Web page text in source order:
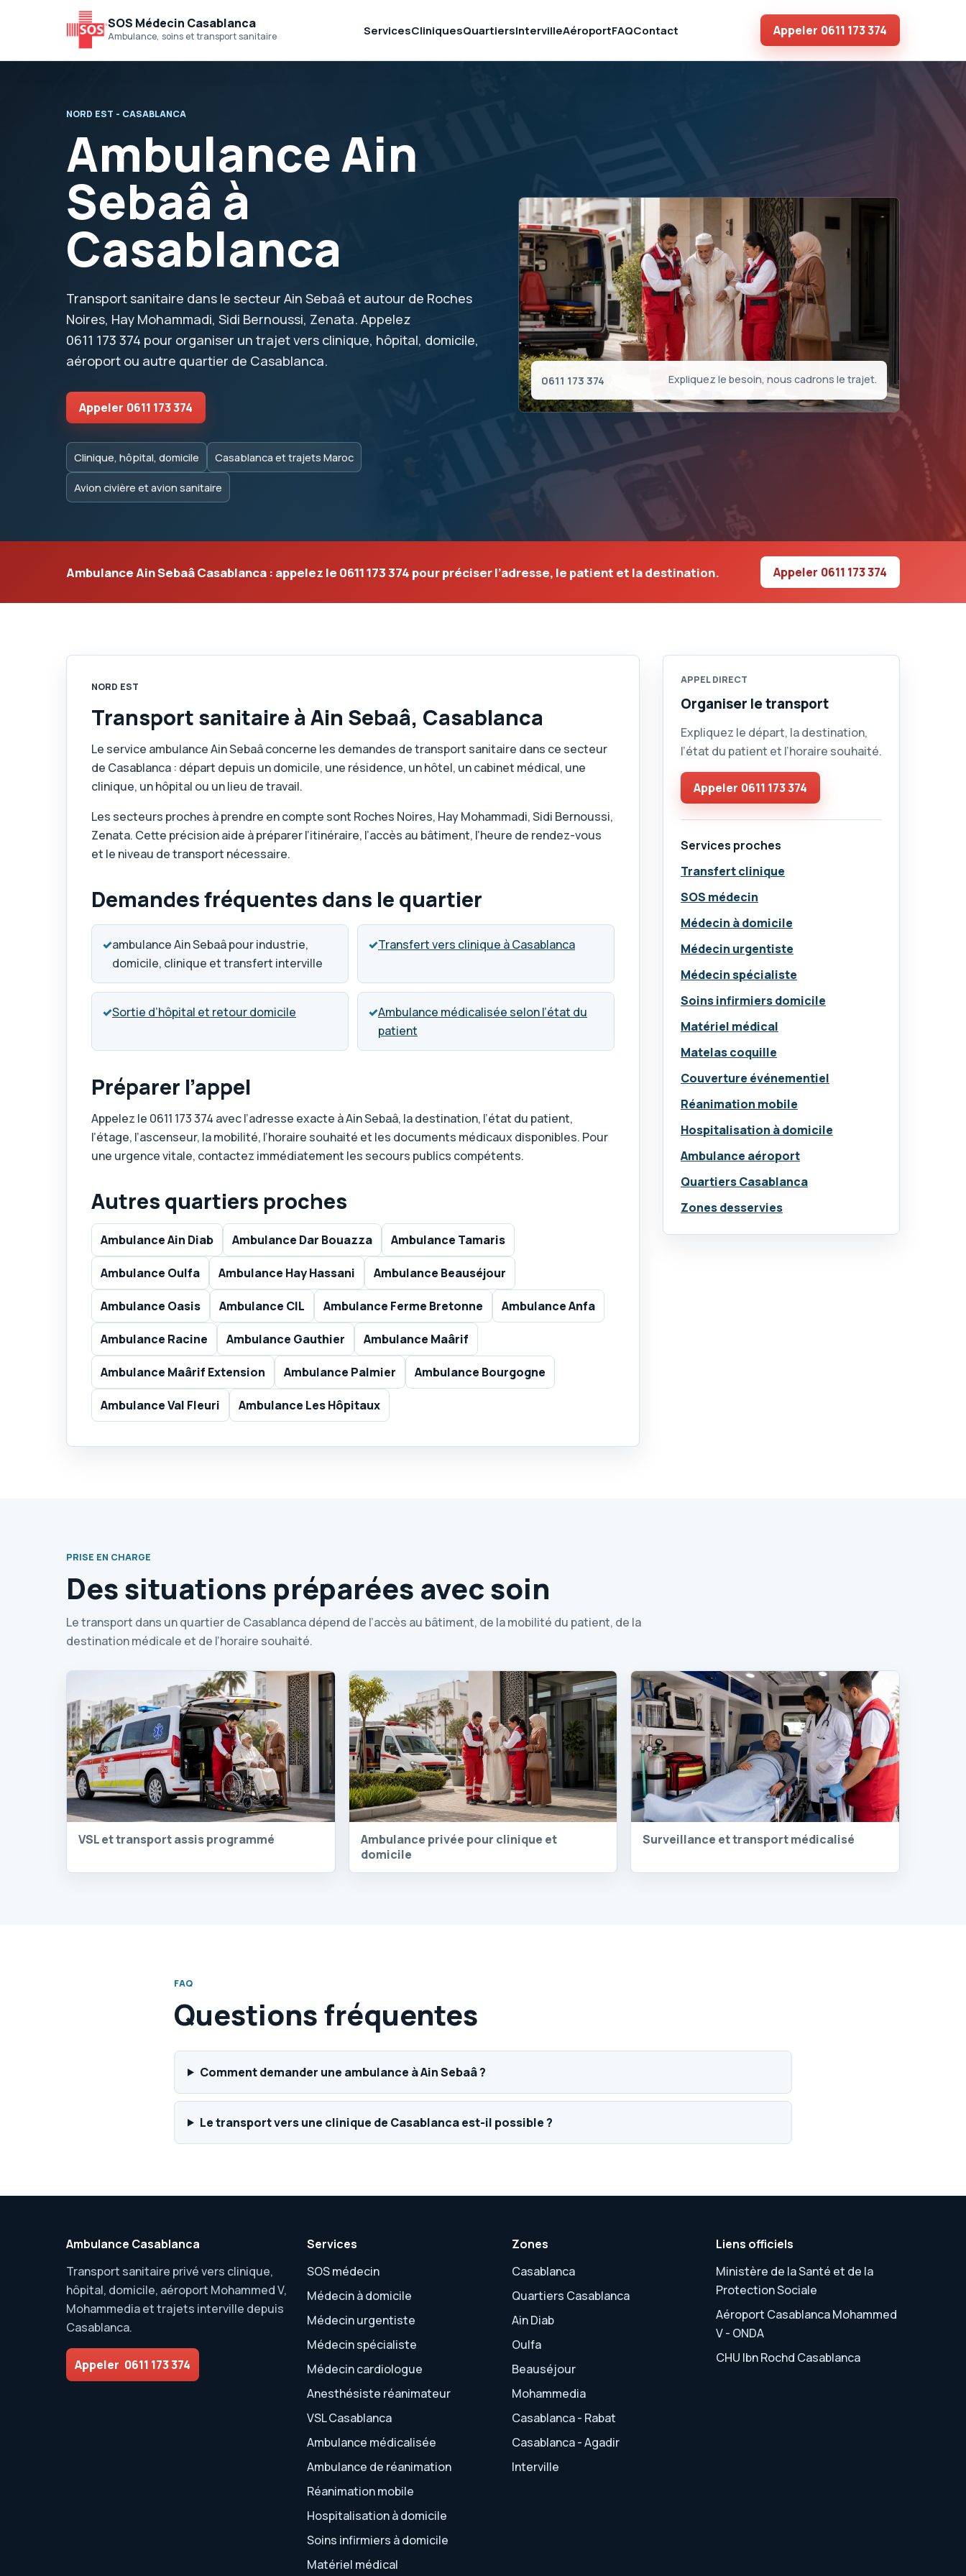
SOS Médecin Casablanca
Ambulance, soins et transport sanitaire ServicesCliniquesQuartiersIntervilleAéroportFAQContact Appeler 0611 173 374
NORD EST - CASABLANCA
Ambulance Ain
Sebaâ à
Casablanca
Transport sanitaire dans le secteur Ain Sebaâ et autour de Roches
Noires, Hay Mohammadi, Sidi Bernoussi, Zenata. Appelez
0611 173 374 pour organiser un trajet vers clinique, hôpital, domicile,
aéroport ou autre quartier de Casablanca.
Appeler 0611 173 374
Clinique, hôpital, domicile Casablanca et trajets Maroc
Avion civière et avion sanitaire
0611 173 374 Expliquez le besoin, nous cadrons le trajet.
Ambulance Ain Sebaâ Casablanca : appelez le 0611 173 374 pour préciser l’adresse, le patient et la destination. Appeler 0611 173 374
NORD EST
Transport sanitaire à Ain Sebaâ, Casablanca
Le service ambulance Ain Sebaâ concerne les demandes de transport sanitaire dans ce secteur
de Casablanca : départ depuis un domicile, une résidence, un hôtel, un cabinet médical, une
clinique, un hôpital ou un lieu de travail.
Les secteurs proches à prendre en compte sont Roches Noires, Hay Mohammadi, Sidi Bernoussi,
Zenata. Cette précision aide à préparer l’itinéraire, l’accès au bâtiment, l’heure de rendez-vous
et le niveau de transport nécessaire.
Demandes fréquentes dans le quartier
✓ambulance Ain Sebaâ pour industrie,
domicile, clinique et transfert interville
✓Transfert vers clinique à Casablanca
✓Sortie d’hôpital et retour domicile ✓Ambulance médicalisée selon l’état du
patient
Préparer l’appel
Appelez le 0611 173 374 avec l’adresse exacte à Ain Sebaâ, la destination, l’état du patient,
l’étage, l’ascenseur, la mobilité, l’horaire souhaité et les documents médicaux disponibles. Pour
une urgence vitale, contactez immédiatement les secours publics compétents.
Autres quartiers proches
Ambulance Ain Diab Ambulance Dar Bouazza Ambulance Tamaris
Ambulance Oulfa Ambulance Hay Hassani Ambulance Beauséjour
Ambulance Oasis Ambulance CIL Ambulance Ferme Bretonne Ambulance Anfa
Ambulance Racine Ambulance Gauthier Ambulance Maârif
Ambulance Maârif Extension Ambulance Palmier Ambulance Bourgogne
Ambulance Val Fleuri Ambulance Les Hôpitaux
APPEL DIRECT
Organiser le transport
Expliquez le départ, la destination,
l’état du patient et l’horaire souhaité.
Appeler 0611 173 374
Services proches
Transfert clinique
SOS médecin
Médecin à domicile
Médecin urgentiste
Médecin spécialiste
Soins infirmiers domicile
Matériel médical
Matelas coquille
Couverture événementiel
Réanimation mobile
Hospitalisation à domicile
Ambulance aéroport
Quartiers Casablanca
Zones desservies
PRISE EN CHARGE
Des situations préparées avec soin
Le transport dans un quartier de Casablanca dépend de l’accès au bâtiment, de la mobilité du patient, de la
destination médicale et de l’horaire souhaité.
VSL et transport assis programmé
Ambulance privée pour clinique et
domicile
Surveillance et transport médicalisé
FAQ
Questions fréquentes
Comment demander une ambulance à Ain Sebaâ ?
Le transport vers une clinique de Casablanca est-il possible ?
Ambulance Casablanca
Transport sanitaire privé vers clinique,
hôpital, domicile, aéroport Mohammed V,
Mohammedia et trajets interville depuis
Casablanca.
Appeler 0611 173 374
Services
SOS médecin
Médecin à domicile
Médecin urgentiste
Médecin spécialiste
Médecin cardiologue
Anesthésiste réanimateur
VSL Casablanca
Ambulance médicalisée
Ambulance de réanimation
Réanimation mobile
Hospitalisation à domicile
Soins infirmiers à domicile
Matériel médical
Zones
Casablanca
Quartiers Casablanca
Ain Diab
Oulfa
Beauséjour
Mohammedia
Casablanca - Rabat
Casablanca - Agadir
Interville
Liens officiels
Ministère de la Santé et de la
Protection Sociale
Aéroport Casablanca Mohammed
V - ONDA
CHU Ibn Rochd Casablanca